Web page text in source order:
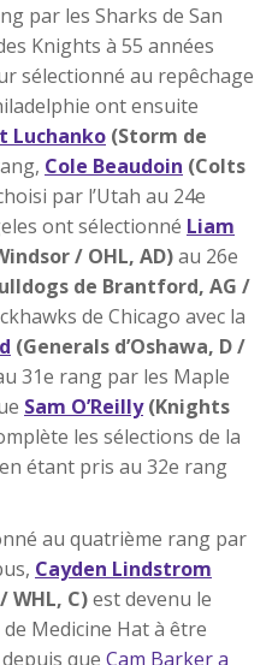
par les Sharks de San
Knights à 55 années
sélectionné au repêchage
ont ensuite
Luchanko (Storm de
Cole Beaudoin (Colts
par l’Utah au 24e
ont sélectionné Liam
/ OHL, AD)au 26e
de Brantford, AG /
de Chicago avec la
(Generals d’Oshawa, D /
31e rang par les Maple
Sam O’Reilly(Knights
les sélections de la
étant pris au 32e rang
au quatrième rang par
Cayden Lindstrom
WHL, C)est devenu le
Medicine Hat à être
que Cam Barker a